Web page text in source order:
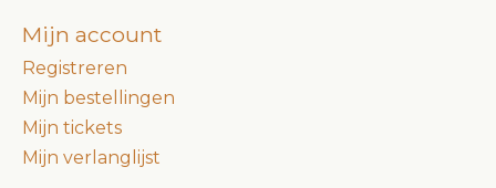
Mijn account
Registreren
Mijn bestellingen
Mijn tickets
Mijn verlanglijst